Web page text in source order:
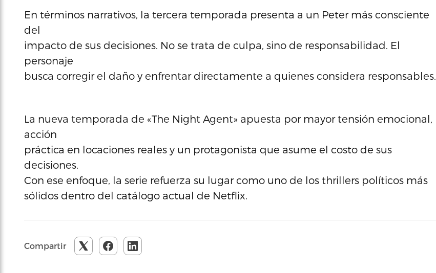
En términos narrativos, la tercera temporada presenta a un Peter más consciente
del
impacto de sus decisiones. No se trata de culpa, sino de responsabilidad. El
personaje
busca corregir el daño y enfrentar directamente a quienes considera responsables.
La nueva temporada de «The Night Agent» apuesta por mayor tensión emocional,
acción
práctica en locaciones reales y un protagonista que asume el costo de sus
decisiones.
Con ese enfoque, la serie refuerza su lugar como uno de los thrillers políticos más
sólidos dentro del catálogo actual de Netflix.
Compartir